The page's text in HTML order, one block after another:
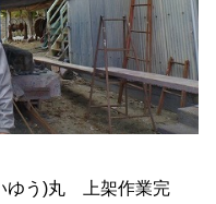
う)丸 上架作業完